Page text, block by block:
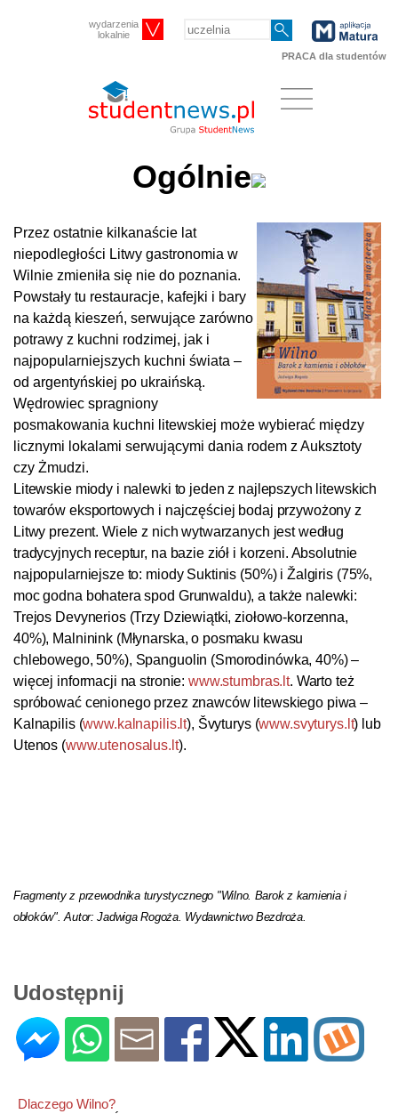
wydarzenia
lokalnie
PRACA dla studentów
Ogólnie
Przez ostatnie kilkanaście lat
niepodległości Litwy gastronomia w
Wilnie zmieniła się nie do poznania.
Powstały tu restauracje, kafejki i bary
na każdą kieszeń, serwujące zarówno
potrawy z kuchni rodzimej, jak i
najpopularniejszych kuchni świata –
od argentyńskiej po ukraińską.
Wędrowiec spragniony
posmakowania kuchni litewskiej może wybierać między
licznymi lokalami serwującymi dania rodem z Auksztoty
czy Żmudzi.
Litewskie miody i nalewki to jeden z najlepszych litewskich
towarów eksportowych i najczęściej bodaj przywożony z
Litwy prezent. Wiele z nich wytwarzanych jest według
tradycyjnych receptur, na bazie ziół i korzeni. Absolutnie
najpopularniejsze to: miody Suktinis (50%) i Žalgiris (75%,
moc godna bohatera spod Grunwaldu), a także nalewki:
Trejos Devynerios (Trzy Dziewiątki, ziołowo-korzenna,
40%), Malninink (Młynarska, o posmaku kwasu
chlebowego, 50%), Spanguolin (Smorodinówka, 40%) –
więcej informacji na stronie:www.stumbras.lt. Warto też
spróbować cenionego przez znawców litewskiego piwa –
Kalnapilis (www.kalnapilis.lt), Švyturys (www.svyturys.lt) lub
Utenos (www.utenosalus.lt).
Fragmenty z przewodnika turystycznego "Wilno. Barok z kamienia i
obłoków". Autor: Jadwiga Rogoża. Wydawnictwo Bezdroża.
Udostępnij
Dlaczego Wilno?